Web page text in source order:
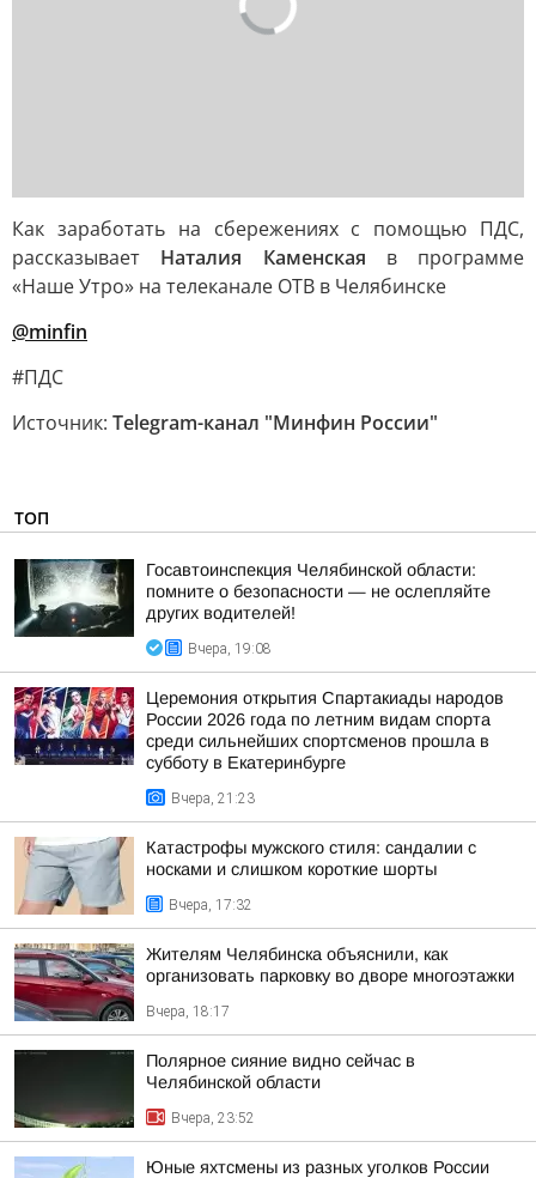
Как заработать на сбережениях с помощью ПДС,
рассказывает Наталия Каменская в программе
«Наше Утро» на телеканале ОТВ в Челябинске
@minfin
#ПДС
Источник: Telegram-канал "Минфин России"
ТОП
Госавтоинспекция Челябинской области:
помните о безопасности — не ослепляйте
других водителей!
Вчера, 19:08
Церемония открытия Спартакиады народов
России 2026 года по летним видам спорта
среди сильнейших спортсменов прошла в
субботу в Екатеринбурге
Вчера, 21:23
Катастрофы мужского стиля: сандалии с
носками и слишком короткие шорты
Вчера, 17:32
Жителям Челябинска объяснили, как
организовать парковку во дворе многоэтажки
Вчера, 18:17
Полярное сияние видно сейчас в
Челябинской области
Вчера, 23:52
Юные яхтсмены из разных уголков России